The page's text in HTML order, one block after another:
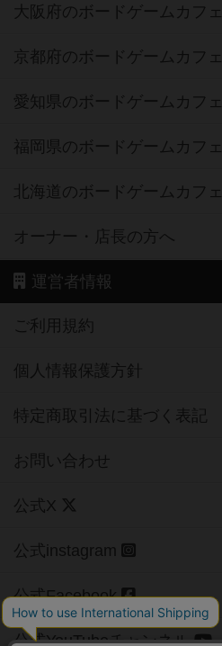
大阪府のボードゲームカフェ
京都府のボードゲームカフェ
愛知県のボードゲームカフェ
福岡県のボードゲームカフェ
北海道のボードゲームカフェ
オーナー・店長の方へ
運営者情報
ご利用規約
個人情報保護方針
特定商取引法に基づく表記
お問い合わせ
公式X
公式instagram
公式Facebook
公式YouTubeチャンネル